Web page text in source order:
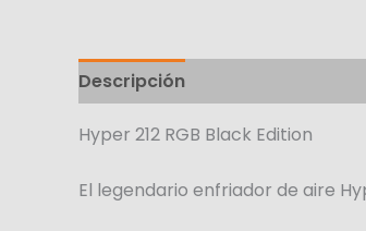
Descripción
Hyper 212 RGB Black Edition
El legendario enfriador de aire